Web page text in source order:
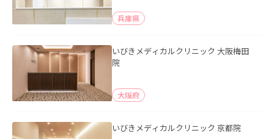
兵庫県
いびきメディカルクリニック 大阪梅田
院
大阪府
いびきメディカルクリニック 京都院